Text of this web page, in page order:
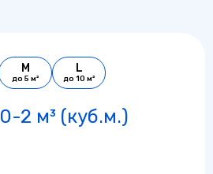
M
до 5 м²
L
до 10 м²
0-2 м³ (куб.м.)